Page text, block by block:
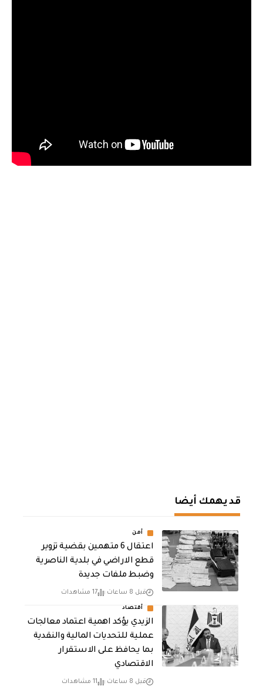
قد يهمك أيضا
أمن
اعتقال 6 متهمين بقضية تزوير
قطع الاراضي في بلدية الناصرية
وضبط ملفات جديدة
قبل 8 ساعات 17 مشاهدات
أقتصاد
الزيدي يؤكد اهمية اعتماد معالجات
عملية للتحديات المالية والنقدية
بما يحافظ على الاستقرار
الاقتصادي
قبل 8 ساعات 11 مشاهدات